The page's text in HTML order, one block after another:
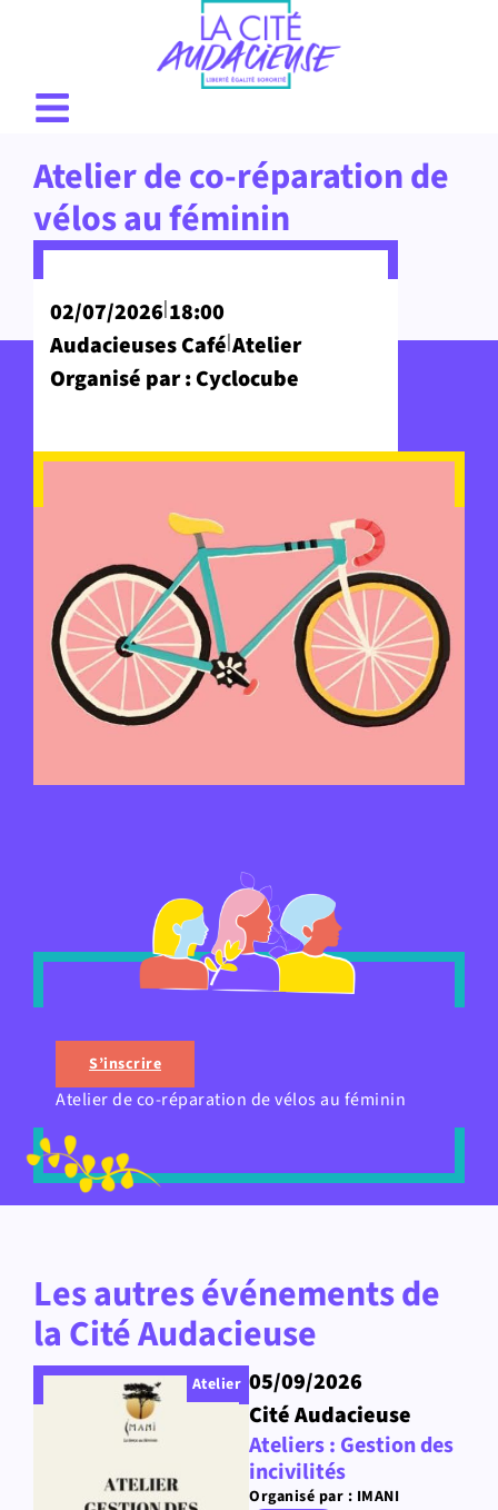
Atelier de co-réparation de
vélos au féminin
02/07/2026|18:00
Audacieuses Café|Atelier
Organisé par : Cyclocube
S’inscrire
Atelier de co-réparation de vélos au féminin
Les autres événements de
la Cité Audacieuse
Atelier 05/09/2026
Cité Audacieuse
Ateliers : Gestion des
incivilités
Organisé par : IMANI